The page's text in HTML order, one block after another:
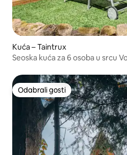
Kuća – Taintrux
Seoska kuća za 6 osoba u srcu
Odabrali gosti
Odabrali gosti